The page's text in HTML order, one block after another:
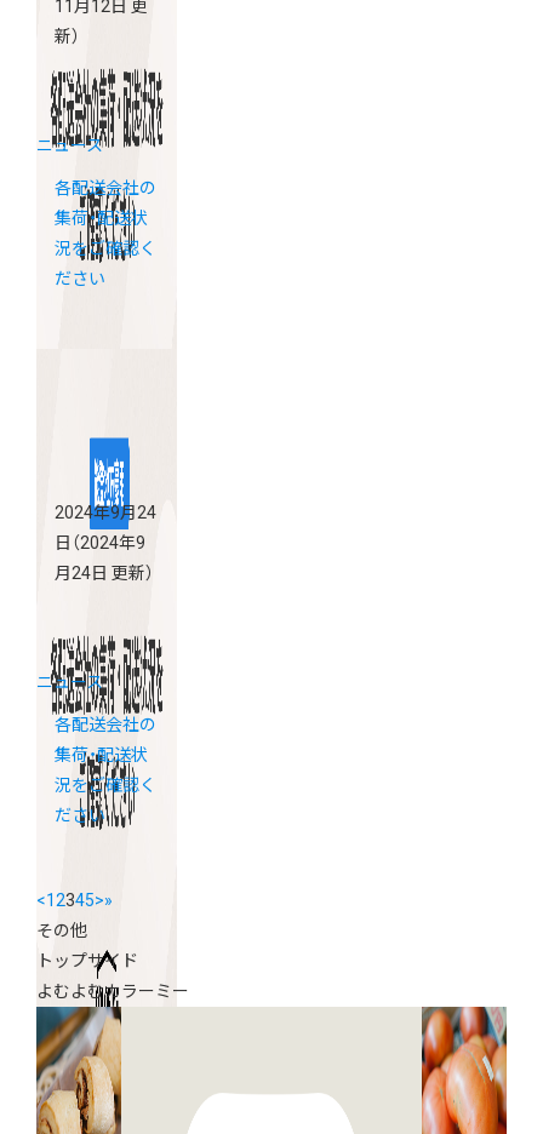
11月12日 更
新）
ニュース
各配送会社の
集荷・配送状
況をご確認く
ださい
2024年9月24
日 （2024年9
月24日 更新）
ニュース
各配送会社の
集荷・配送状
況をご確認く
ださい
<12345>»
その他
トップサイド
よむよむカラーミー